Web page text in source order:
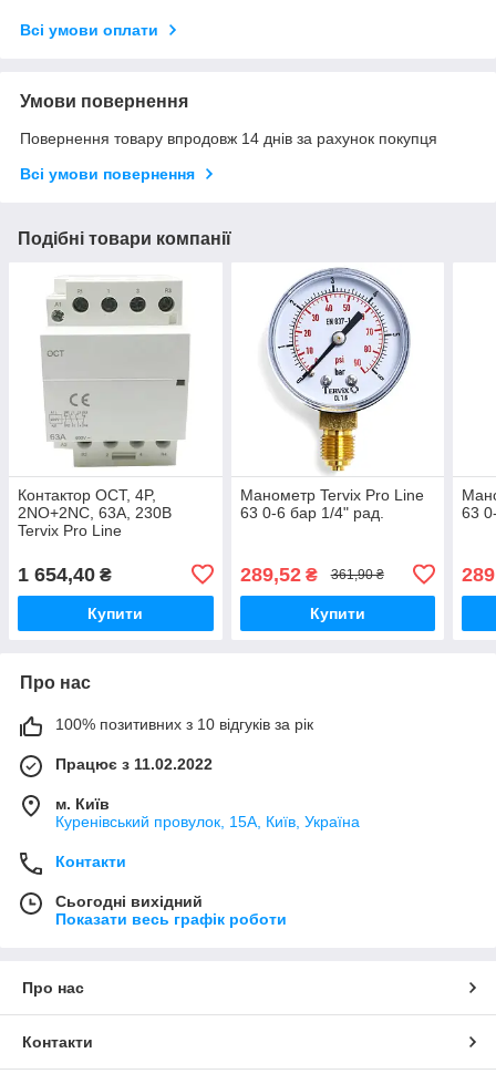
Всі умови оплати
Умови повернення
Повернення товару впродовж 14 днів за рахунок покупця
Всі умови повернення
Подібні товари компанії
Контактор OCT, 4P,
2NO+2NC, 63A, 230В
Tervix Pro Line
1 654,40 ₴
Купити
Манометр Tervix Pro Line
63 0-6 бар 1/4" рад.
289,52₴ 361,90 ₴
Купити
63
Про нас
100% позитивних з 10 відгуків за рік
Працює з 11.02.2022
м. Київ
Куренівський провулок, 15А, Київ, Україна
Контакти
Сьогодні вихідний
Показати весь графік роботи
Про нас
Контакти